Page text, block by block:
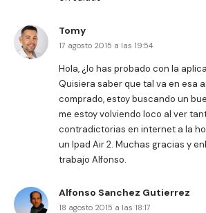
Tomy
17 agosto 2015 a las 19:54
Hola, ¿lo has probado con la
Quisiera saber que tal va en esa
comprado, estoy buscando un
me estoy volviendo loco al ver
contradictorias en internet a la
un Ipad Air 2. Muchas gracias y
trabajo Alfonso.
Alfonso Sanchez Gutierrez
18 agosto 2015 a las 18:17